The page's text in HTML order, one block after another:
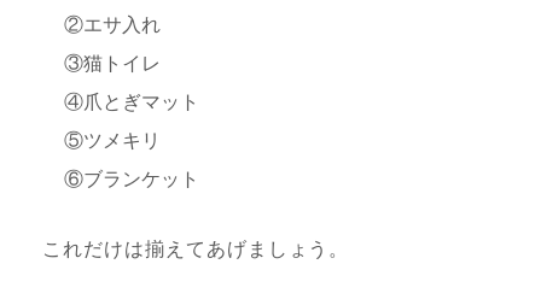
②エサ入れ
③猫トイレ
④爪とぎマット
⑤ツメキリ
⑥ブランケット
これだけは揃えてあげましょう。